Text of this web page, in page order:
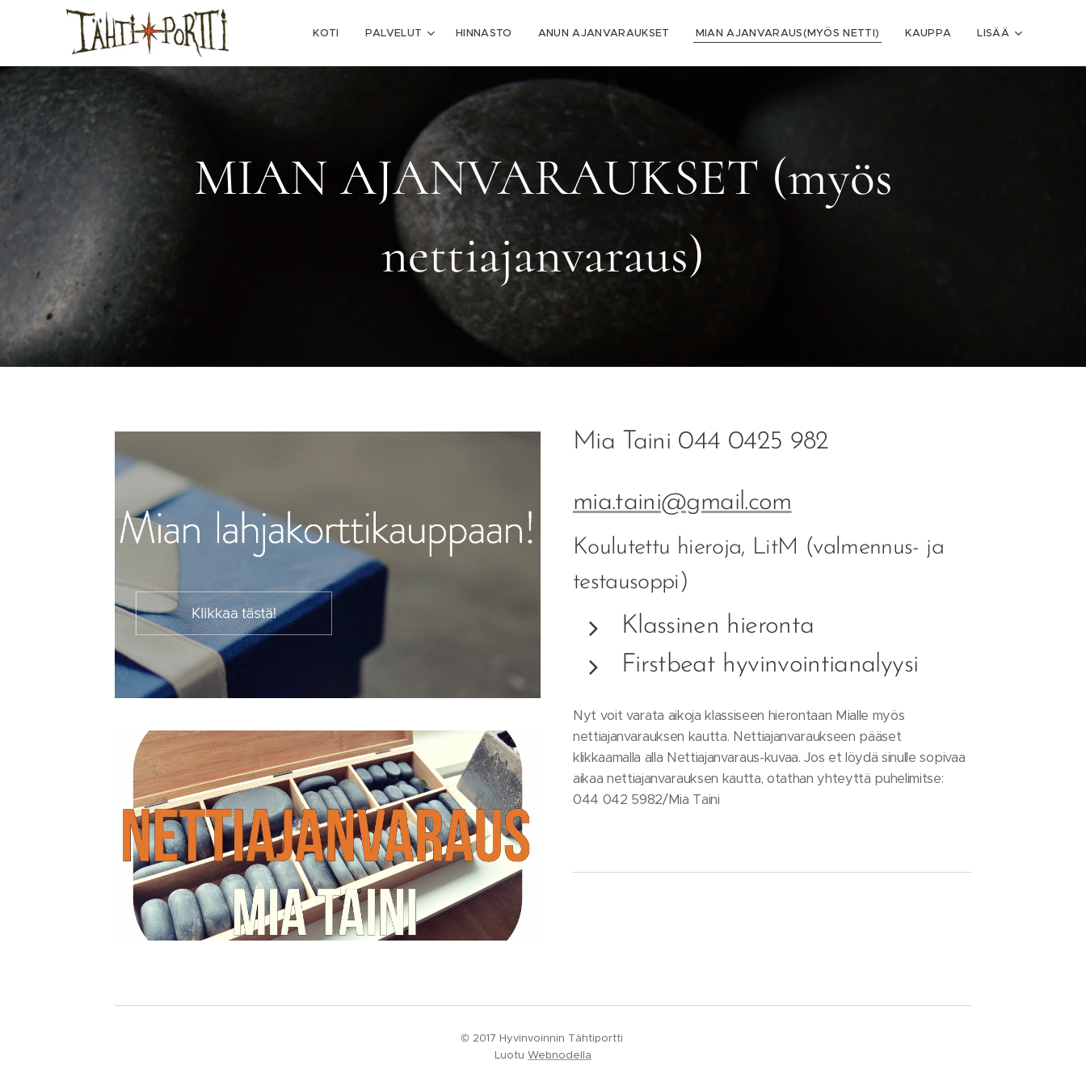
KOTI PALVELUT HINNASTO ANUN AJANVARAUKSET MIAN AJANVARAUS(MYÖS NETTI) KAUPPA LISÄÄ
MIAN AJANVARAUKSET (myös
nettiajanvaraus)
Mia Taini 044 0425 982
mia.taini@gmail.com
Koulutettu hieroja, LitM (valmennus- ja
testausoppi)
Klassinen hieronta
Firstbeat hyvinvointianalyysi
Nyt voit varata aikoja klassiseen hierontaan Mialle myös
nettiajanvarauksen kautta. Nettiajanvaraukseen pääset
klikkaamalla alla Nettiajanvaraus-kuvaa. Jos et löydä sinulle sopivaa
aikaa nettiajanvarauksen kautta, otathan yhteyttä puhelimitse:
044 042 5982/Mia Taini
© 2017 Hyvinvoinnin Tähtiportti
Luotu Webnodella